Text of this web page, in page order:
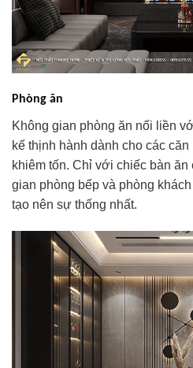
Phòng ăn
Không gian phòng ăn nối liền
kế thịnh hành dành cho các
khiêm tốn. Chỉ với chiếc bàn ăn
gian phòng bếp và phòng
tạo nên sự thống nhất.